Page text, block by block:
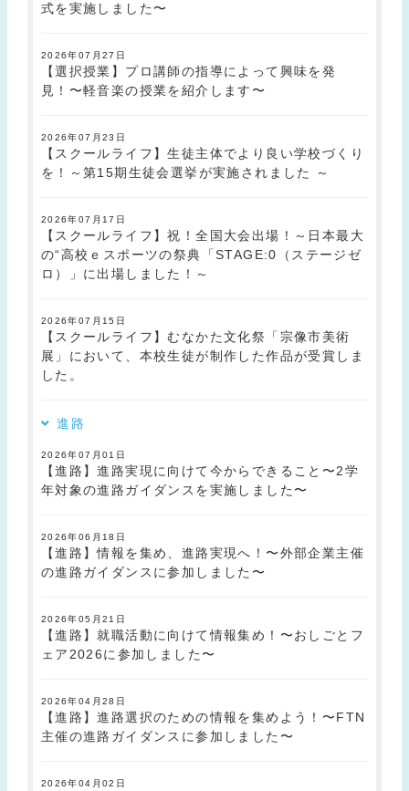
式を実施しました〜
2026年07月27日
【選択授業】プロ講師の指導によって興味を発
見！〜軽音楽の授業を紹介します〜
2026年07月23日
【スクールライフ】生徒主体でより良い学校づくり
を！～第15期生徒会選挙が実施されました ～
2026年07月17日
【スクールライフ】祝！全国大会出場！～日本最大
の“高校ｅスポーツの祭典「STAGE:0（ステージゼ
ロ）」に出場しました！～
2026年07月15日
【スクールライフ】むなかた文化祭「宗像市美術
展」において、本校生徒が制作した作品が受賞しま
した。
進路
2026年07月01日
【進路】進路実現に向けて今からできること〜2学
年対象の進路ガイダンスを実施しました〜
2026年06月18日
【進路】情報を集め、進路実現へ！〜外部企業主催
の進路ガイダンスに参加しました〜
2026年05月21日
【進路】就職活動に向けて情報集め！〜おしごとフ
ェア2026に参加しました〜
2026年04月28日
【進路】進路選択のための情報を集めよう！〜FTN
主催の進路ガイダンスに参加しました〜
2026年04月02日